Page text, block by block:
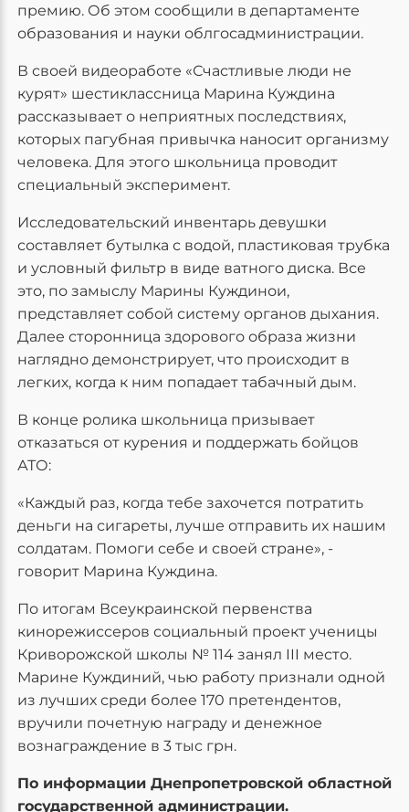
премию. Об этом сообщили в департаменте
образования и науки облгосадминистрации.
В своей видеоработе «Счастливые люди не
курят» шестиклассница Марина Куждина
рассказывает о неприятных последствиях,
которых пагубная привычка наносит организму
человека. Для этого школьница проводит
специальный эксперимент.
Исследовательский инвентарь девушки
составляет бутылка с водой, пластиковая трубка
и условный фильтр в виде ватного диска. Все
это, по замыслу Марины Куждинои,
представляет собой систему органов дыхания.
Далее сторонница здорового образа жизни
наглядно демонстрирует, что происходит в
легких, когда к ним попадает табачный дым.
В конце ролика школьница призывает
отказаться от курения и поддержать бойцов
АТО:
«Каждый раз, когда тебе захочется потратить
деньги на сигареты, лучше отправить их нашим
солдатам. Помоги себе и своей стране», -
говорит Марина Куждина.
По итогам Всеукраинской первенства
кинорежиссеров социальный проект ученицы
Криворожской школы № 114 занял III место.
Марине Куждиний, чью работу признали одной
из лучших среди более 170 претендентов,
вручили почетную награду и денежное
вознаграждение в 3 тыс грн.
По информации Днепропетровской областной
государственной администрации.